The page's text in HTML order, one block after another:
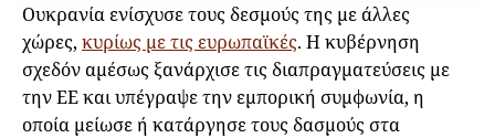
Ουκρανία ενίσχυσε τους δεσμούς της με άλλες
χώρες, κυρίως με τις ευρωπαϊκές. Η κυβέρνηση
σχεδόν αμέσως ξανάρχισε τις διαπραγματεύσεις με
την ΕΕ και υπέγραψε την εμπορική συμφωνία, η
οποία μείωσε ή κατάργησε τους δασμούς στα